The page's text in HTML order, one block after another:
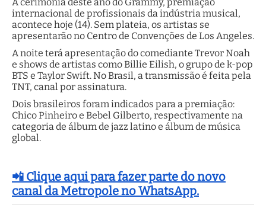
internacional de profissionais da indústria musical,
acontece hoje (14). Sem plateia, os artistas se
apresentarão no Centro de Convenções de Los Angeles.
A noite terá apresentação do comediante Trevor Noah
e shows de artistas como Billie Eilish, o grupo de k-pop
BTS e Taylor Swift. No Brasil, a transmissão é feita pela
TNT, canal por assinatura.
Dois brasileiros foram indicados para a premiação:
Chico Pinheiro e Bebel Gilberto, respectivamente na
categoria de álbum de jazz latino e álbum de música
global.
📲 Clique aqui para fazer parte do novo
canal da Metropole no WhatsApp.